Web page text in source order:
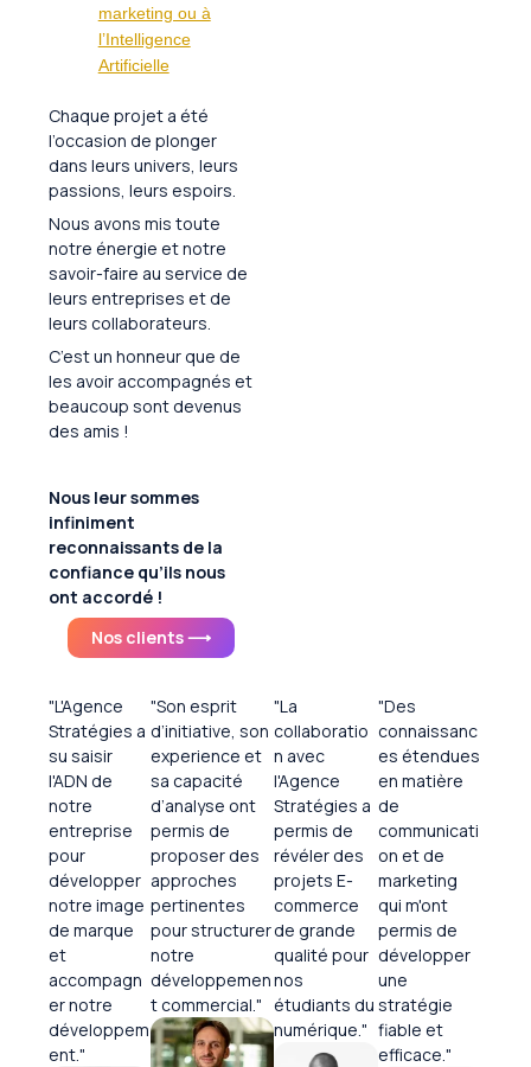
marketing ou à
l’Intelligence
Artificielle
Chaque projet a été
l’occasion de plonger
dans leurs univers, leurs
passions, leurs espoirs.
Nous avons mis toute
notre énergie et notre
savoir-faire au service de
leurs entreprises et de
leurs collaborateurs.
C’est un honneur que de
les avoir accompagnés et
beaucoup sont devenus
des amis !
Nous leur sommes
infiniment
reconnaissants de la
confiance qu’ils nous
ont accordé !
Nos clients ⟶
"L'Agence
Stratégies a
su saisir
l'ADN de
notre
entreprise
pour
développer
notre image
de marque
et
accompagn
er notre
développem
ent."
"Son esprit
d’initiative, son
experience et
sa capacité
d’analyse ont
permis de
proposer des
approches
pertinentes
pour structurer
notre
développemen
t commercial."
"La
collaboratio
n avec
l'Agence
Stratégies a
permis de
révéler des
projets E-
commerce
de grande
qualité pour
nos
étudiants du
numérique."
"Des
connaissanc
es étendues
en matière
de
communicati
on et de
marketing
qui m'ont
permis de
développer
une
stratégie
fiable et
efficace."